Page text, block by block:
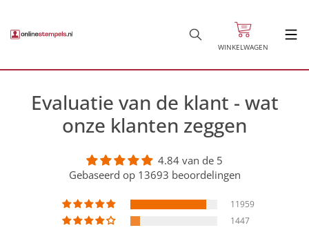
WINKELWAGEN
Evaluatie van de klant - wat
onze klanten zeggen
4.84 van de 5
Gebaseerd op 13693 beoordelingen
11959
1447